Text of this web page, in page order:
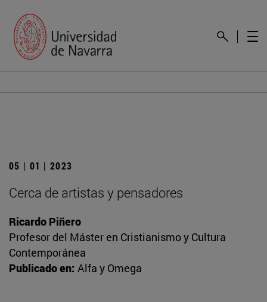
05 | 01 | 2023
Cerca de artistas y pensadores
Ricardo Piñero
Profesor del Máster en Cristianismo y Cultura
Contemporánea
Publicado en: Alfa y Omega